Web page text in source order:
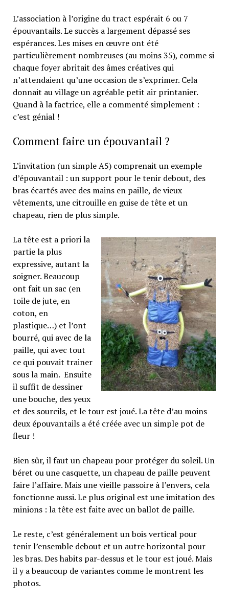
L’association à l’origine du tract espérait 6 ou 7
épouvantails. Le succès a largement dépassé ses
espérances. Les mises en œuvre ont été
particulièrement nombreuses (au moins 35), comme si
chaque foyer abritait des âmes créatives qui
n’attendaient qu’une occasion de s’exprimer. Cela
donnait au village un agréable petit air printanier.
Quand à la factrice, elle a commenté simplement :
c’est génial !
Comment faire un épouvantail ?
L’invitation (un simple A5) comprenait un exemple
d’épouvantail : un support pour le tenir debout, des
bras écartés avec des mains en paille, de vieux
vêtements, une citrouille en guise de tête et un
chapeau, rien de plus simple.
La tête est a priori la
partie la plus
expressive, autant la
soigner. Beaucoup
ont fait un sac (en
toile de jute, en
coton, en
plastique…) et l’ont
bourré, qui avec de la
paille, qui avec tout
ce qui pouvait trainer
sous la main. Ensuite
il suffit de dessiner
une bouche, des yeux
et des sourcils, et le tour est joué. La tête d’au moins
deux épouvantails a été créée avec un simple pot de
fleur !
Bien sûr, il faut un chapeau pour protéger du soleil. Un
béret ou une casquette, un chapeau de paille peuvent
faire l’affaire. Mais une vieille passoire à l’envers, cela
fonctionne aussi. Le plus original est une imitation des
minions : la tête est faite avec un ballot de paille.
Le reste, c’est généralement un bois vertical pour
tenir l’ensemble debout et un autre horizontal pour
les bras. Des habits par-dessus et le tour est joué. Mais
il y a beaucoup de variantes comme le montrent les
photos.